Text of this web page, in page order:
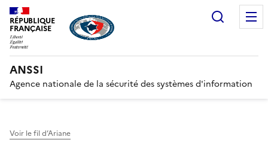
RÉPUBLIQUE
FRANÇAISE
ANSSI
Agence nationale de la sécurité des systèmes d'information
Voir le fil d’Ariane